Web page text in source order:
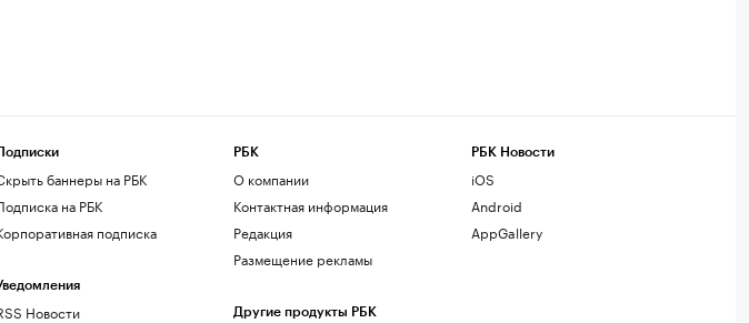
баннеры на РБК
на РБК
подписка
Новости
РБК
О компании
Контактная информация
Редакция
Размещение рекламы
Другие продукты РБК
РБК Новости
iOS
Android
AppGallery